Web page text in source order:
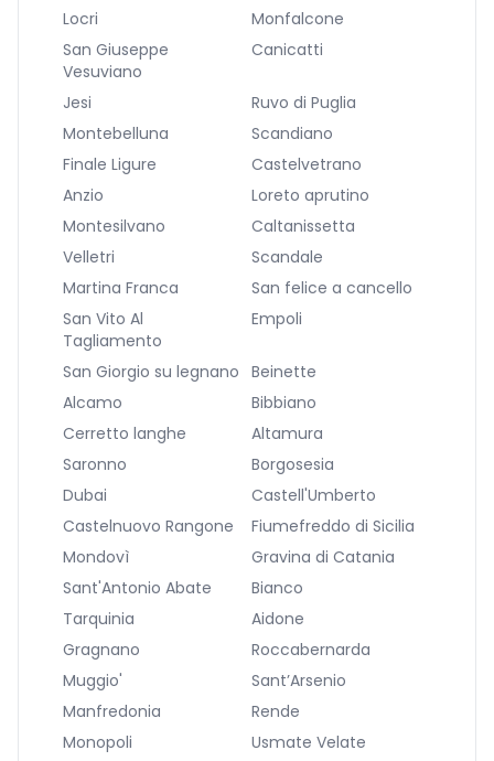
Locri
Monfalcone
San Giuseppe
Vesuviano
Canicatti
Jesi
Ruvo di Puglia
Montebelluna
Scandiano
Finale Ligure
Castelvetrano
Anzio
Loreto aprutino
Montesilvano
Caltanissetta
Velletri
Scandale
Martina Franca
San felice a cancello
San Vito Al
Tagliamento
Empoli
San Giorgio su legnano Beinette
Alcamo
Bibbiano
Cerretto langhe
Altamura
Saronno
Borgosesia
Dubai
Castell'Umberto
Castelnuovo Rangone
Fiumefreddo di Sicilia
Mondovì
Gravina di Catania
Sant'Antonio Abate
Bianco
Tarquinia
Aidone
Gragnano
Roccabernarda
Muggio'
Sant’Arsenio
Manfredonia
Rende
Monopoli
Usmate Velate